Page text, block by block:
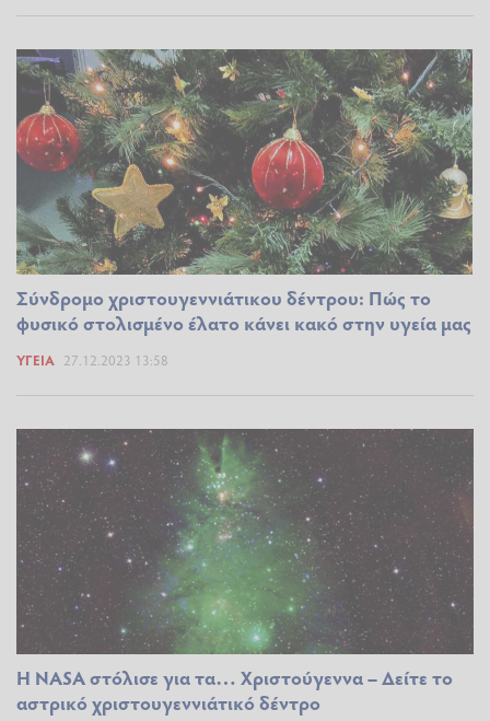
Σύνδρομο χριστουγεννιάτικου δέντρου: Πώς το
φυσικό στολισμένο έλατο κάνει κακό στην υγεία μας
ΥΓΕΊΑ 27.12.2023 13:58
Η NASA στόλισε για τα… Χριστούγεννα – Δείτε το
αστρικό χριστουγεννιάτικό δέντρο